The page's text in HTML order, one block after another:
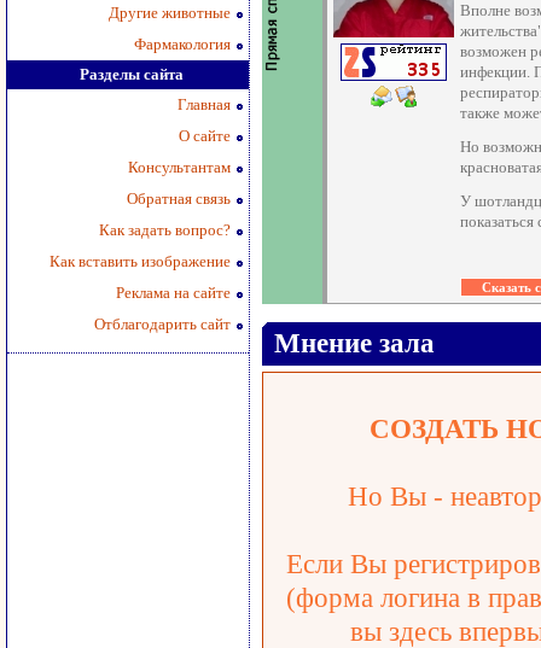
Другие животные
Фармакология
Разделы сайта
Главная
О сайте
Консультантам
Обратная связь
Как задать вопрос?
Как вставить изображение
Реклама на сайте
Отблагодарить сайт
Вполне
возможен
инфекции.
также
Но
У
показаться
Мнение зала
СОЗДАТЬ
Но Вы -
Если Вы
(форма логина в
вы здесь